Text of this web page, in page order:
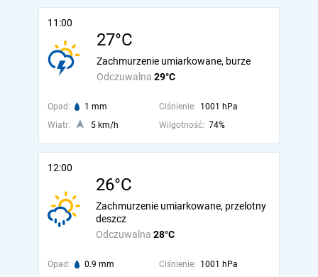
11:00
27°C
Odczuwalna 29°C
Zachmurzenie umiarkowane, burze
Opad: 1 mm Ciśnienie: 1001 hPa
Wiatr:
5 km/h Wilgotność: 74%
12:00
26°C
Odczuwalna 28°C
Zachmurzenie umiarkowane, przelotny
deszcz
Opad: 0.9 mm Ciśnienie: 1001 hPa